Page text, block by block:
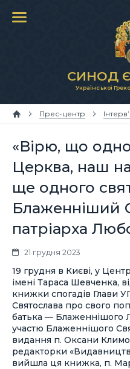
СИНОД
Української
Прес-центр
«Вірю, що
Церква, наш
ще одного
Блаженніший
патріарха
21 грудня 2023
19 грудня в Києві, у
імені Тараса Шевченка,
книжки спогадів Глави
Святослава про свого
батька — Блаженнішого
участю Блаженнішого
видання п. Оксани
редакторки
вийшла ця книжка, п.